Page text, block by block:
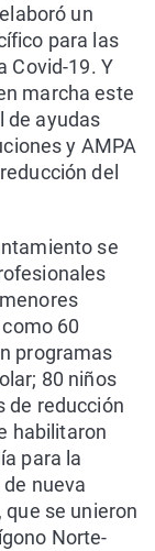
un
para las
Covid-19. Y
marcha este
de ayudas
y AMPA
del
se
60
programas
80 niños
de reducción
habilitaron
para la
nueva
que se unieron
Norte-